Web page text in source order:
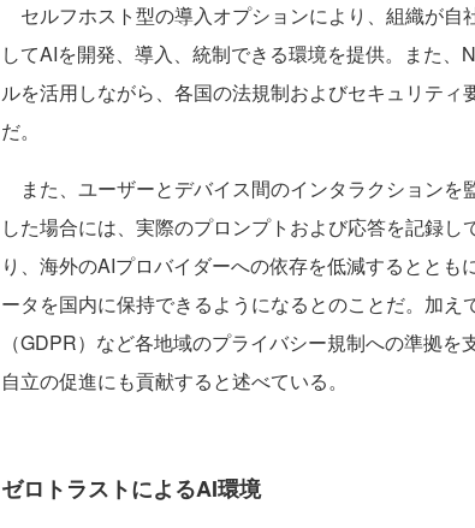
セルフホスト型の導入オプションにより、組織が自
してAIを開発、導入、統制できる環境を提供。また
ルを活用しながら、各国の法規制およびセキュリティ
だ。
また、ユーザーとデバイス間のインタラクションを
した場合には、実際のプロンプトおよび応答を記録し
り、海外のAIプロバイダーへの依存を低減するとと
ータを国内に保持できるようになるとのことだ。加え
（GDPR）など各地域のプライバシー規制への準拠
自立の促進にも貢献すると述べている。
ゼロトラストによるAI環境